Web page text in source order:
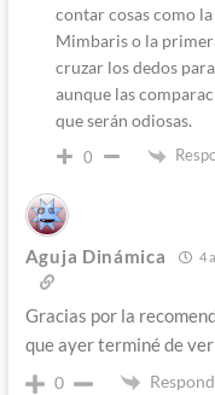
contar cosas como
Mimbaris o la
cruzar los dedos
aunque las
que serán odiosas.
0
Aguja Dinámica 4
Gracias por la
que ayer terminé de
0